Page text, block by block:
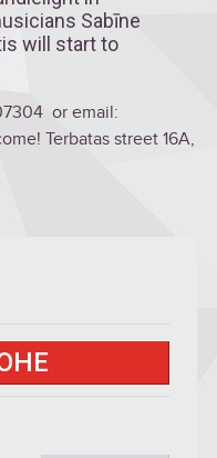
Sabīne
will start to
or email:
Terbatas street 16A,